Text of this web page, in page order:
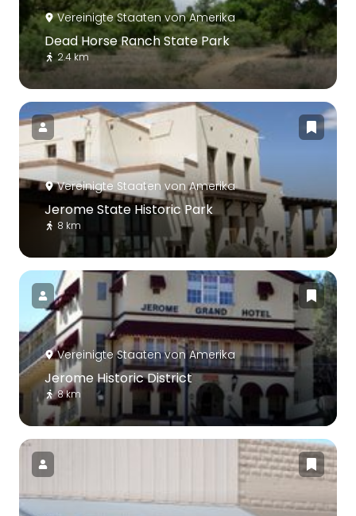
Vereinigte Staaten von Amerika
Dead Horse Ranch State Park
2.4 km
Vereinigte Staaten von Amerika
Jerome State Historic Park
8 km
Vereinigte Staaten von Amerika
Jerome Historic District
8 km